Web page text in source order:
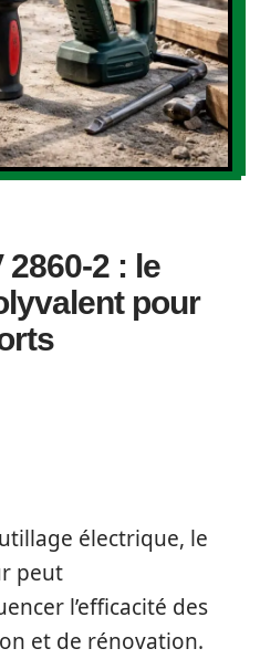
2860-2 : le
pour
électrique, le
peut
l’efficacité des
et de rénovation.